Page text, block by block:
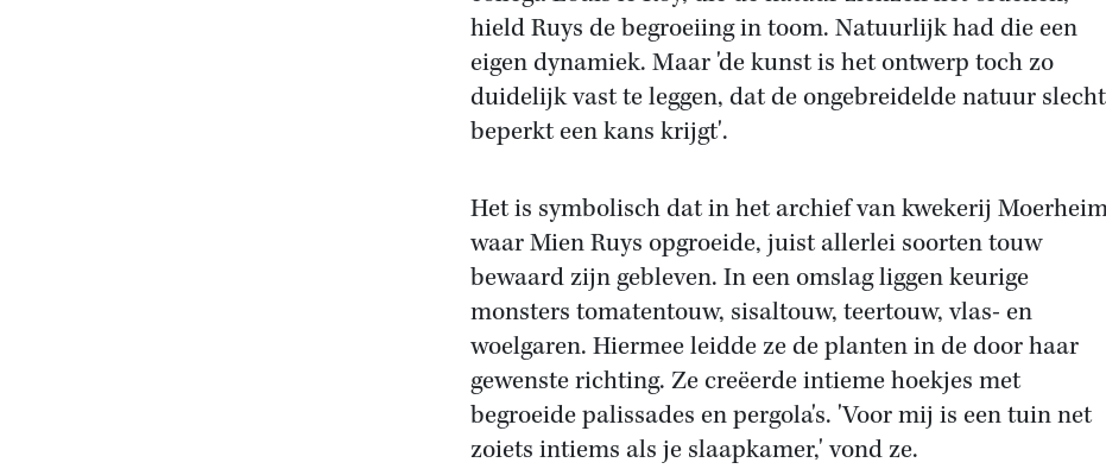
hield Ruys de begroeiing in toom. Natuurlijk had die een
eigen dynamiek. Maar 'de kunst is het ontwerp toch zo
duidelijk vast te leggen, dat de ongebreidelde natuur
beperkt een kans krijgt'.
Het is symbolisch dat in het archief van kwekerij
waar Mien Ruys opgroeide, juist allerlei soorten touw
bewaard zijn gebleven. In een omslag liggen keurige
monsters tomatentouw, sisaltouw, teertouw, vlas- en
woelgaren. Hiermee leidde ze de planten in de door haar
gewenste richting. Ze creëerde intieme hoekjes met
begroeide palissades en pergola's. 'Voor mij is een tuin net
zoiets intiems als je slaapkamer,' vond ze.